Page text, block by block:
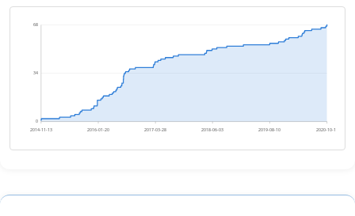
0
34
68
2014-11-13 2016-01-20 2017-03-28 2018-06-03 2019-08-10 2020-10-16